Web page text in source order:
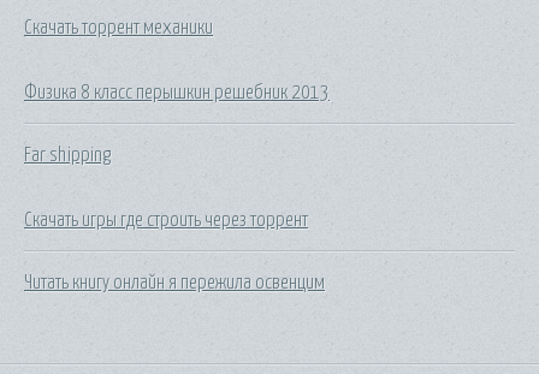
Скачать торрент механики
Физика 8 класс перышкин решебник 2013
Far shipping
Скачать игры где строить через торрент
Читать книгу онлайн я пережила освенцим